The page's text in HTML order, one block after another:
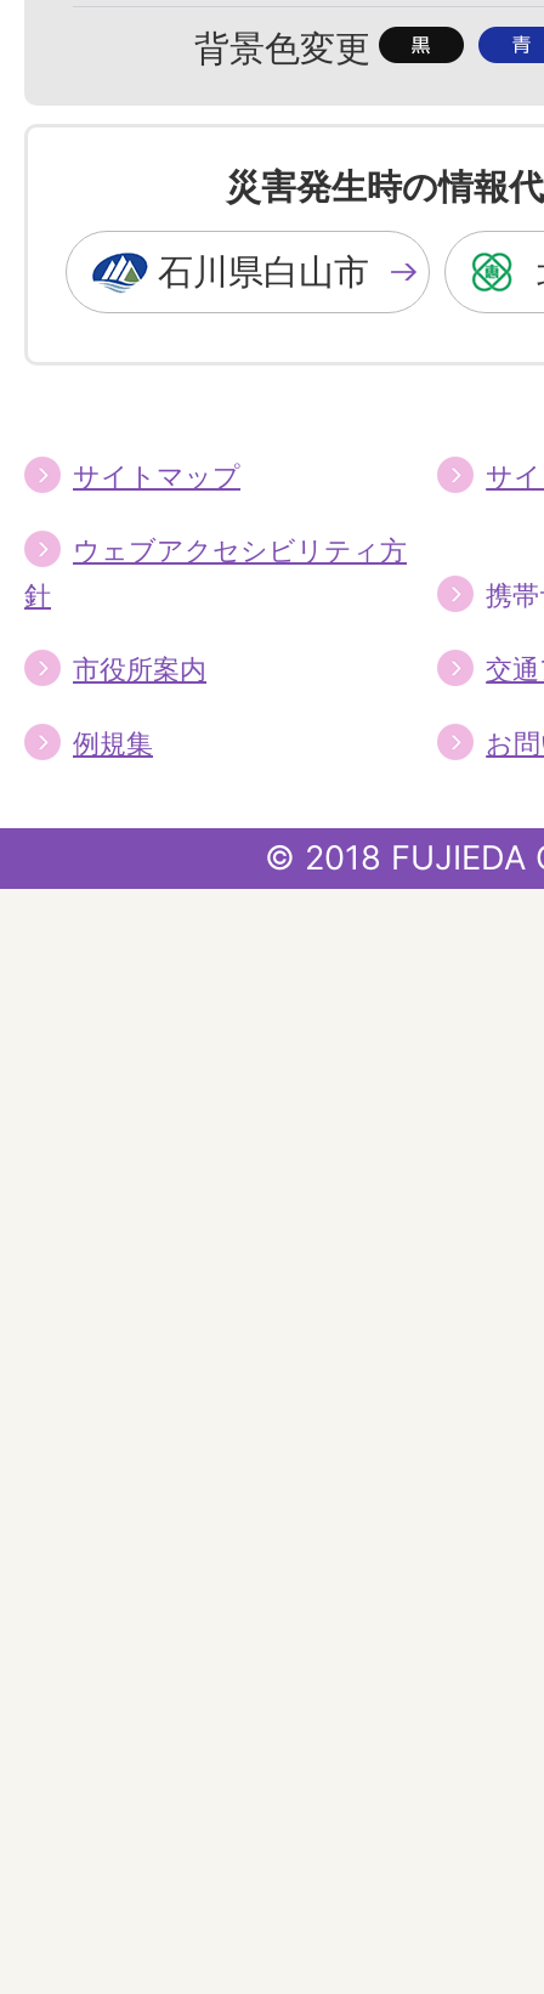
背景色変更 背
色
を
黒
色
に
背
色
を
青
色
に
災害発生時の情報
石川県白山市
サイトマップ サ
ウェブアクセシビリティ方
針
携
市役所案内 交
例規集 お
© 2018 FUJIEDA